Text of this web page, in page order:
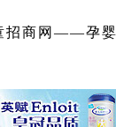
招商网——孕婴